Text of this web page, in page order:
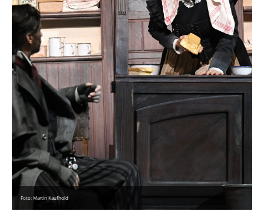
Foto: Martin Kaufhold